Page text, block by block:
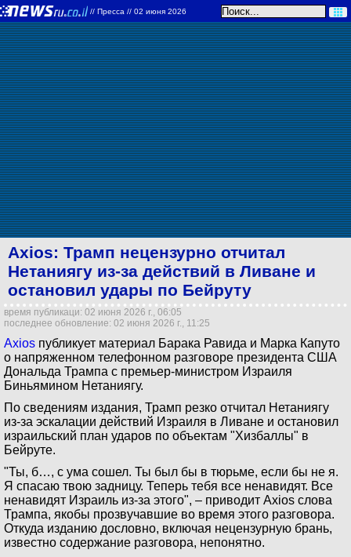
// Пресса // 02 июня 2026
Axios: Трамп нецензурно отчитал
Нетаниягу из-за действий в Ливане и
остановил удары по Бейруту
время публикаци: 02 июня 2026 г., 06:05
последнее обновление: 02 июня 2026 г., 11:25
Axios публикует материал Барака Равида и Марка Капуто
о напряженном телефонном разговоре президента США
Дональда Трампа с премьер-министром Израиля
Биньямином Нетаниягу.
По сведениям издания, Трамп резко отчитал Нетаниягу
из-за эскалации действий Израиля в Ливане и остановил
израильский план ударов по объектам "Хизбаллы" в
Бейруте.
"Ты, б…, с ума сошел. Ты был бы в тюрьме, если бы не я.
Я спасаю твою задницу. Теперь тебя все ненавидят. Все
ненавидят Израиль из-за этого", – приводит Axios слова
Трампа, якобы прозвучавшие во время этого разговора.
Откуда изданию дословно, включая нецензурную брань,
известно содержание разговора, непонятно.